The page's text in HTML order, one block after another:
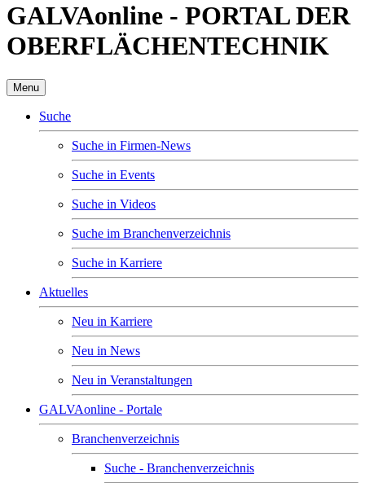
GALVAonline - PORTAL DER
OBERFLÄCHENTECHNIK
Menu
Suche
Suche in Firmen-News
Suche in Events
Suche in Videos
Suche im Branchenverzeichnis
Suche in Karriere
Aktuelles
Neu in Karriere
Neu in News
Neu in Veranstaltungen
GALVAonline - Portale
Branchenverzeichnis
Suche - Branchenverzeichnis